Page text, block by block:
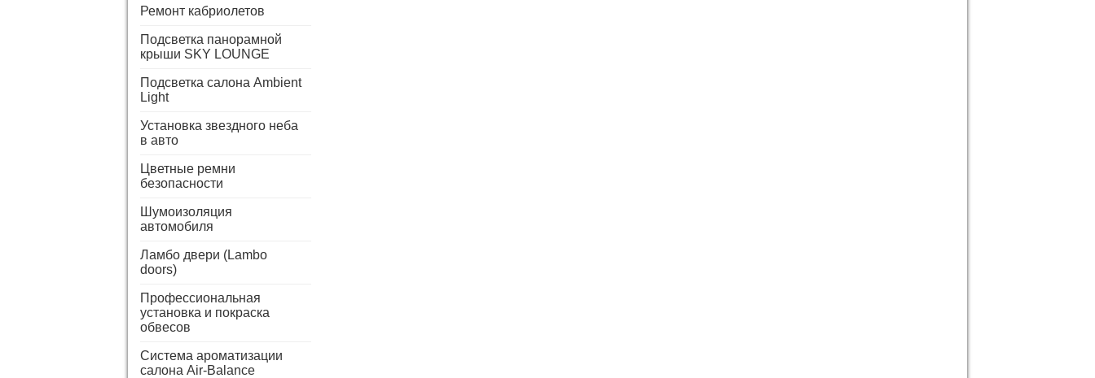
Ремонт кабриолетов
Подсветка панорамной
крыши SKY LOUNGE
Подсветка салона Ambient
Light
Установка звездного неба
в авто
Цветные ремни
безопасности
Шумоизоляция
автомобиля
Ламбо двери (Lambo
doors)
Профессиональная
установка и покраска
обвесов
Система ароматизации
салона Air-Balance